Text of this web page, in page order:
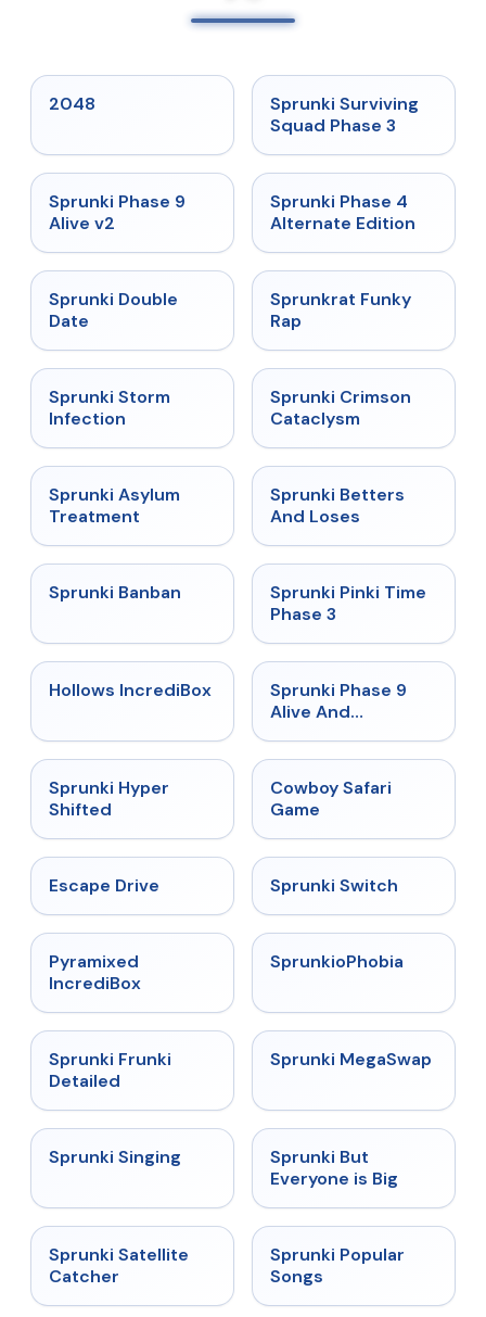
2048 ★ 4.7
Sprunki Surviving
Squad Phase 3
★
Sprunki Phase 9
Alive v2
★
Sprunki Phase 4
Alternate Edition
★
Sprunki Double
Date
★ 4.7
Sprunkrat Funky
Rap
★
Sprunki Storm
Infection
★ 4.7
Sprunki Crimson
Cataclysm
★
Sprunki Asylum
Treatment
★
Sprunki Betters
And Loses
★
Sprunki Banban ★ 4.9
Sprunki Pinki Time
Phase 3
★ 4.3
Hollows IncrediBox ★
Sprunki Phase 9
Alive And
★
Sprunki Hyper
Shifted
Cowboy Safari
Game
Escape Drive ★
Sprunki Switch
Pyramixed
IncrediBox
★
SprunkioPhobia
★
Sprunki Frunki
Detailed
★ 4.5
Sprunki MegaSwap
★
Sprunki Singing
Sprunki But
Everyone is Big
★ 4.4
Sprunki Satellite
Catcher
★
Sprunki Popular
Songs